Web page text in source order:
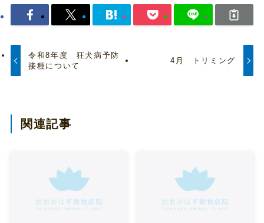
令和8年度 狂犬病予防
接種について
4月 トリミング
関連記事